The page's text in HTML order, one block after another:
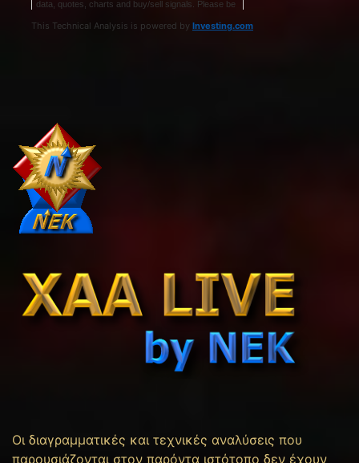
This Technical Analysis is powered by Investing.com
Οι διαγραμματικές και τεχνικές αναλύσεις που
παρουσιάζονται στον παρόντα ιστότοπο δεν έχουν